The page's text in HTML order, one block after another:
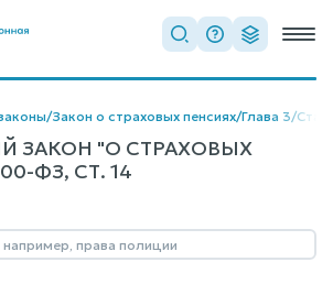
/Закон о страховых пенсиях/Глава 3/
ЗАКОН "О СТРАХОВЫХ
ФЗ, СТ. 14